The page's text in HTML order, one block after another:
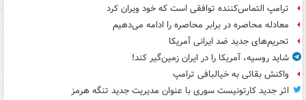
ترامپ التماس‌کننده توافقی است که خود ویران کرد
معادله محاصره در برابر محاصره را ادامه می‌دهیم
تحریم‌های جدید ضد ایرانی آمریکا
شاید روسیه، آمریکا را در ایران زمین‌گیر کند!
واکنش بقائی به خیالبافی ترامپ
اثر جدید کارتونیست سوری با عنوان مدیریت جدید تنگه هرمز